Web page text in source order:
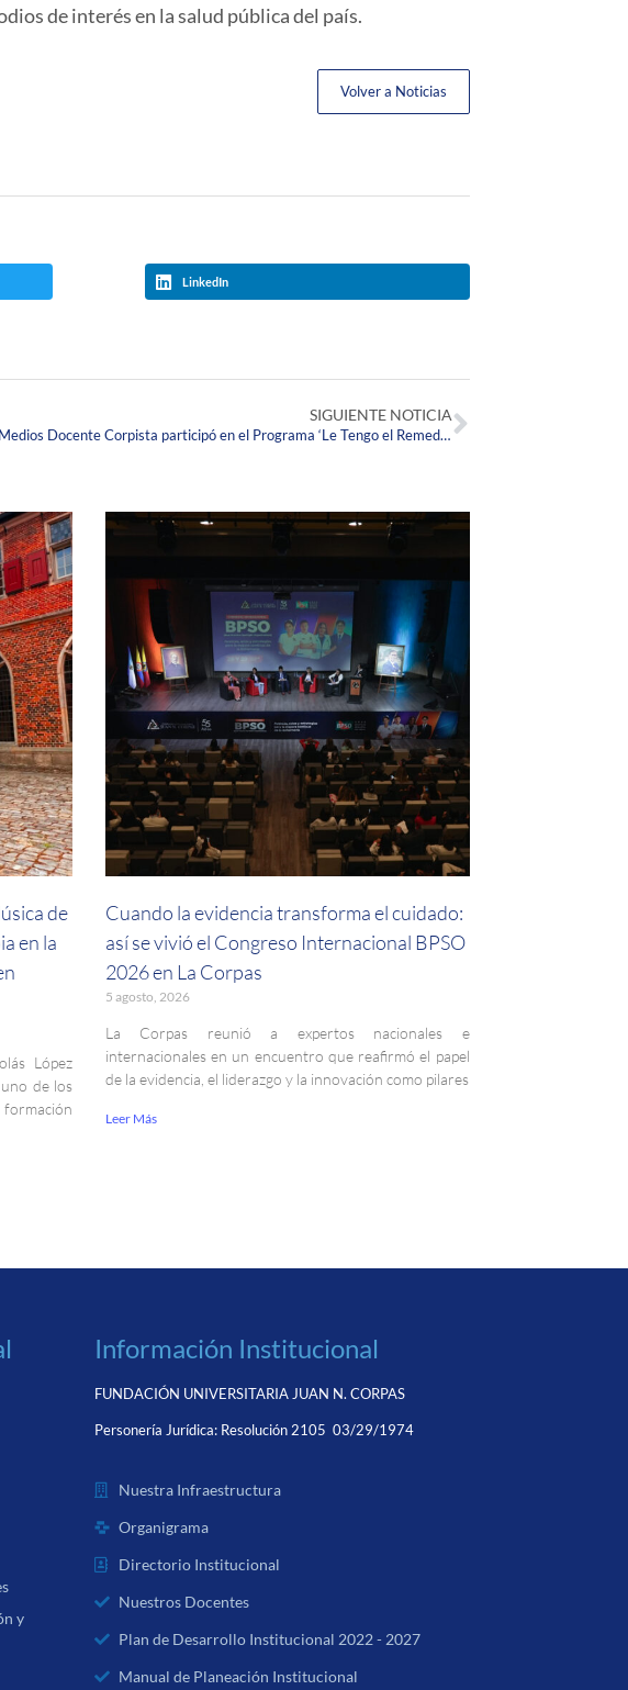
de interés en la salud pública del país.
Volver a Noticias
LinkedIn
SIGUIENTE NOTICIA
#LaCorpasEnLosMedios Docente Corpista participó en el Programa ‘Le Tengo el Remedio’ de City TV
de
en la
López
de los
Cuando la evidencia transforma el cuidado:
así se vivió el Congreso Internacional BPSO
2026 en La Corpas
5 agosto, 2026
La Corpas reunió a expertos nacionales e
internacionales en un encuentro que reafirmó el papel
de la evidencia, el liderazgo y la innovación como pilares
Leer Más
y
Información Institucional
FUNDACIÓN UNIVERSITARIA JUAN N. CORPAS
Personería Jurídica: Resolución 2105 03/29/1974
Nuestra Infraestructura
Organigrama
Directorio Institucional
Nuestros Docentes
Plan de Desarrollo Institucional 2022 - 2027
Manual de Planeación Institucional